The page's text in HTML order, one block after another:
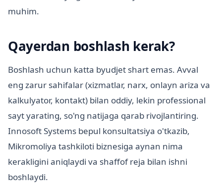
muhim.
Qayerdan boshlash kerak?
Boshlash uchun katta byudjet shart emas. Avval
eng zarur sahifalar (xizmatlar, narx, onlayn ariza va
kalkulyator, kontakt) bilan oddiy, lekin professional
sayt yarating, so'ng natijaga qarab rivojlantiring.
Innosoft Systems bepul konsultatsiya o'tkazib,
Mikromoliya tashkiloti biznesiga aynan nima
kerakligini aniqlaydi va shaffof reja bilan ishni
boshlaydi.